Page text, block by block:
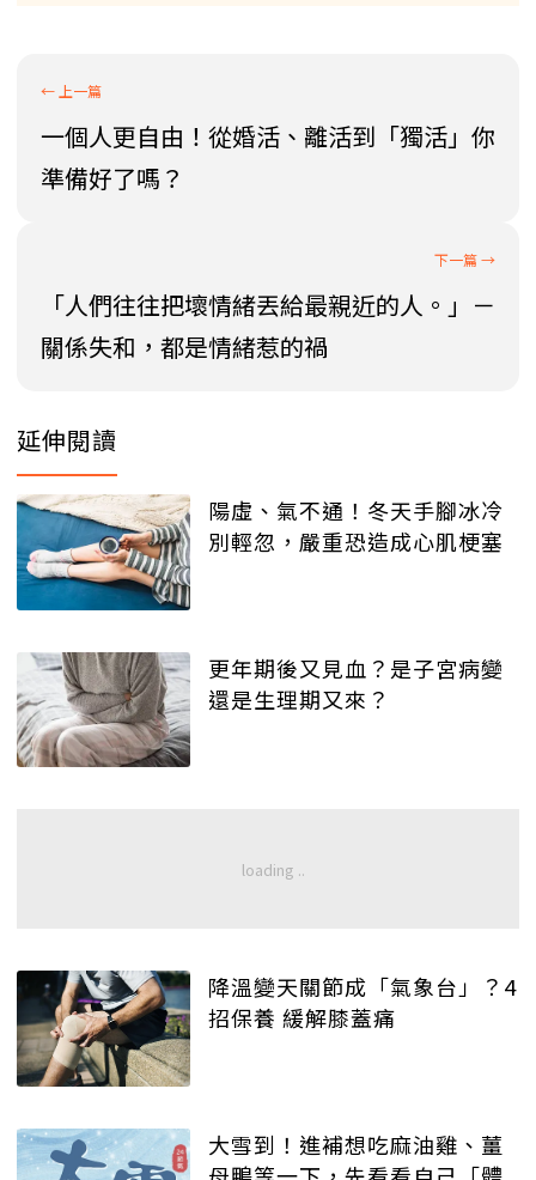
一個人更自由！從婚活、離活到「獨活」你
準備好了嗎？
「人們往往把壞情緒丟給最親近的人。」－
關係失和，都是情緒惹的禍
延伸閱讀
陽虛、氣不通！冬天手腳冰冷
別輕忽，嚴重恐造成心肌梗塞
更年期後又見血？是子宮病變
還是生理期又來？
降溫變天關節成「氣象台」？4
招保養 緩解膝蓋痛
大雪到！進補想吃麻油雞、薑